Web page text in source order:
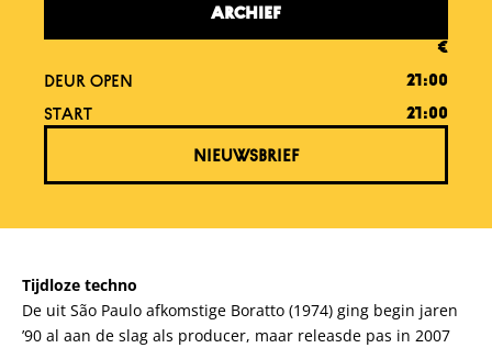
ARCHIEF
€
DEUR OPEN 21:00
START 21:00
NIEUWSBRIEF
Tijdloze techno
De uit São Paulo afkomstige Boratto (1974) ging begin jaren
’90 al aan de slag als producer, maar releasde pas in 2007